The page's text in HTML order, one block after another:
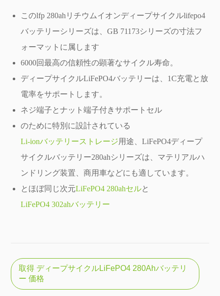
このlfp 280ahリチウムイオンディープサイクルlifepo4
バッテリーシリーズは、GB 71173シリーズの寸法フ
ォーマットに属します
6000回最高の信頼性の顕著なサイクル寿命。
ディープサイクルLiFePO4バッテリーは、1C充電と放
電率をサポートします。
ネジ端子とナット端子付きサポートセル
のために特別に設計されている
Li-ionバッテリーストレージ用途、LiFePO4ディープ
サイクルバッテリー280ahシリーズは、マテリアルハ
ンドリング装置、商用車などにも適しています。
とほぼ同じ次元LiFePO4 280ahセルと
LiFePO4 302ahバッテリー
取得 ディープサイクルLiFePO4 280Ahバッテリ
ー 価格